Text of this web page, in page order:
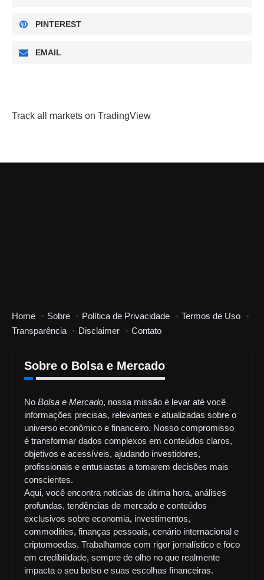
PINTEREST
EMAIL
Track all markets on TradingView
Home Sobre Política de Privacidade
Termos de Uso
Transparência
Disclaimer Contato
Sobre o Bolsa e Mercado
No Bolsa e Mercado, nossa missão é levar até você
informações precisas, relevantes e atualizadas sobre o
universo econômico e financeiro. Nosso compromisso
é transformar dados complexos em conteúdos claros,
objetivos e acessíveis, ajudando investidores,
profissionais e entusiastas a tomarem decisões mais
conscientes.
Aqui, você encontra notícias de última hora, análises
profundas, tendências de mercado e conteúdos
exclusivos sobre economia, investimentos,
commodities, finanças pessoais, cenário internacional e
criptomoedas. Trabalhamos com rigor jornalístico e foco
em credibilidade, sempre de olho no que realmente
impacta o seu bolso e suas escolhas financeiras.